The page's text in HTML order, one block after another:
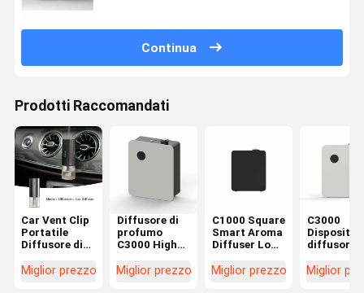
Continua
Prodotti Raccomandati
Car Vent Clip
Portatile
Diffusore di
elettrico
Miglior prezzo
Diffusore di
profumo
C3000 High
Diffusore
Miglior prezzo
C1000 Square
Smart Aroma
Diffuser Low
Macchina per
Miglior prezzo
C3000
diffusore
essenziale
Miglior